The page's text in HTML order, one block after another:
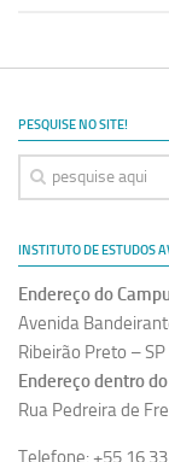
PESQUISE NO SITE!
INSTITUTO DE ESTUDOS
Endereço do
Avenida
Ribeirão Preto –
Endereço dentro
Rua Pedreira de
Telefone: +55 16